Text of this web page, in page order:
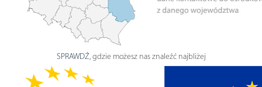
SPRAWDŹ, gdzie możesz nas znaleźć najbliżej